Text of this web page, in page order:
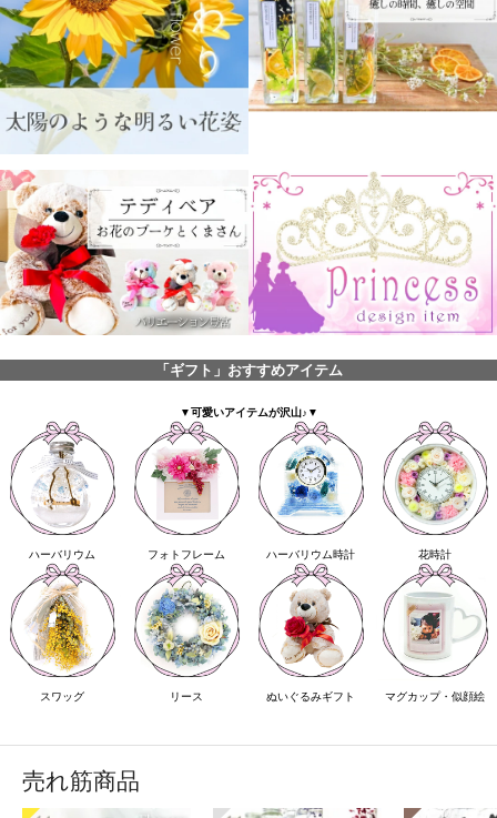
「ギフト」おすすめアイテム
▼可愛いアイテムが沢山♪▼
ハーバリウム フォトフレーム ハーバリウム時計 花時計
スワッグ リース ぬいぐるみギフト マグカップ・似顔絵
売れ筋商品